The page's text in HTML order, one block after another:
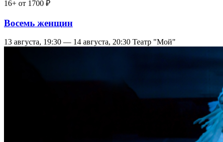
16+ от 1700 ₽
Восемь женщин
13 августа, 19:30 — 14 августа, 20:30 Театр "Мой"